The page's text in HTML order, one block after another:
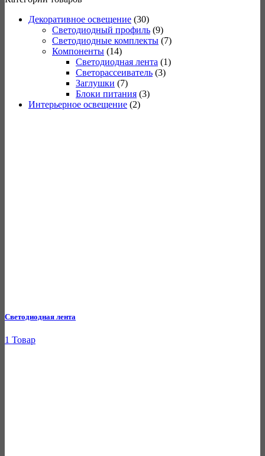
Декоративное освещение (30)
Светодиодный профиль (9)
Светодиодные комплекты (7)
Компоненты (14)
Светодиодная лента (1)
Светорассеиватель (3)
Заглушки (7)
Блоки питания (3)
Интерьерное освещение (2)
Светодиодная лента
1 Товар